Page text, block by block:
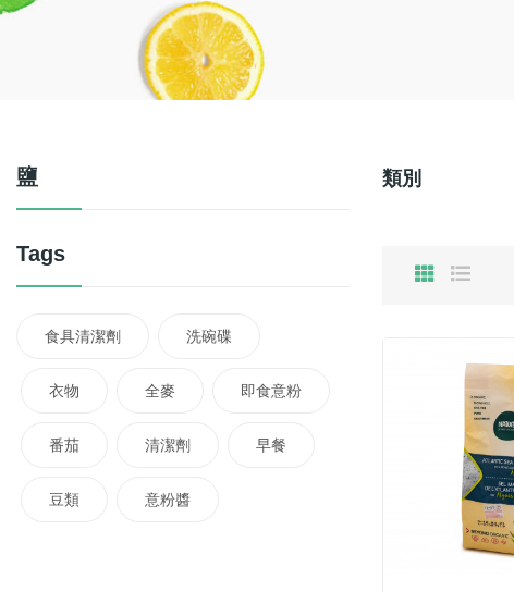
鹽
Tags
食具清潔劑 洗碗碟
衣物 全麥 即食意粉
番茄 清潔劑 早餐
豆類 意粉醬
類別